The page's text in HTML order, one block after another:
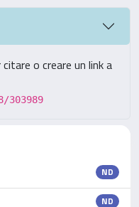
o creare un link a
ND
ND